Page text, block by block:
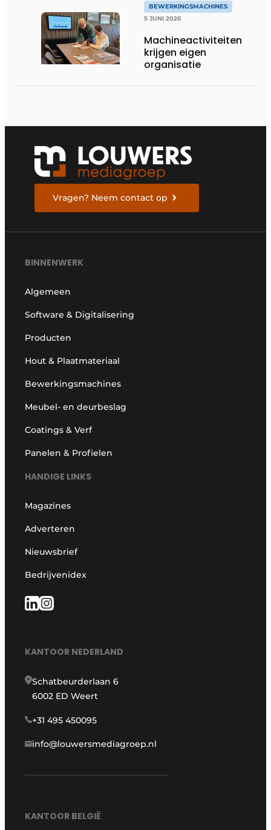
BEWERKINGSMACHINES
5 JUNI 2026
Machineactiviteiten
krijgen eigen
organisatie
Vragen? Neem contact op
BINNENWERK
Algemeen
Software & Digitalisering
Producten
Hout & Plaatmateriaal
Bewerkingsmachines
Meubel- en deurbeslag
Coatings & Verf
Panelen & Profielen
HANDIGE LINKS
Magazines
Adverteren
Nieuwsbrief
Bedrijvenidex
KANTOOR NEDERLAND
Schatbeurderlaan 6
6002 ED Weert
+31 495 450095
info@louwersmediagroep.nl
KANTOOR BELGIË